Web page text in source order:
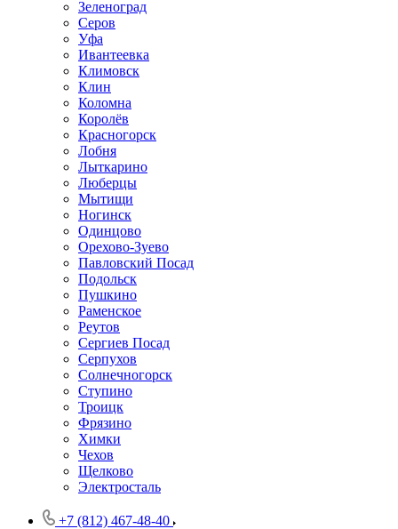
Зеленоград
Серов
Уфа
Ивантеевка
Климовск
Клин
Коломна
Королёв
Красногорск
Лобня
Лыткарино
Люберцы
Мытищи
Ногинск
Одинцово
Орехово-Зуево
Павловский Посад
Подольск
Пушкино
Раменское
Реутов
Сергиев Посад
Серпухов
Солнечногорск
Ступино
Троицк
Фрязино
Химки
Чехов
Щелково
Электросталь
+7 (812) 467-48-40